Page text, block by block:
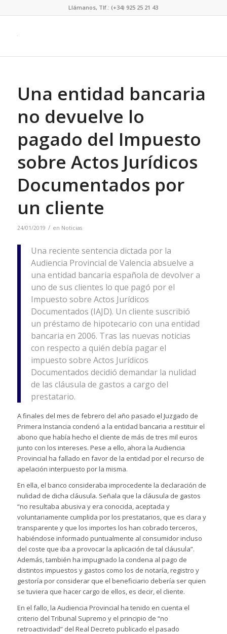
Llámanos, Tlf.: (+34) 925 25 21 43
Una entidad bancaria
no devuelve lo
pagado del Impuesto
sobre Actos Jurídicos
Documentados por
un cliente
24/01/2019 / en Noticias
Una reciente sentencia dictada por la
Audiencia Provincial de Valencia absuelve a
una entidad bancaria española de devolver a
uno de sus clientes lo que pagó por el
Impuesto sobre Actos Jurídicos
Documentados (IAJD). Un cliente suscribió
un préstamo de hipotecario con una entidad
bancaria en 2006. Tras las nuevas noticias
con respecto a quién debía pagar el
impuesto sobre Actos Jurídicos
Documentados decidió demandar la nulidad
de las cláusula de gastos a cargo del
prestatario.
A finales del mes de febrero del año pasado el Juzgado de
Primera Instancia condenó a la entidad bancaria a restituir el
abono que había hecho el cliente de más de tres mil euros
junto con los intereses. Pese a ello, ahora la Audiencia
Provincial ha fallado en favor de la entidad por el recurso de
apelación interpuesto por la misma.
En ella, el banco consideraba improcedente la declaración de
nulidad de dicha cláusula. Señala que la cláusula de gastos
“no resultaba abusiva y era conocida, aceptada y
voluntariamente cumplida por los prestatarios, que es clara y
transparente y que los importes los han cobrado terceros,
habiéndose informado puntualmente al consumidor incluso
del coste que iba a provocar la aplicación de tal cláusula”.
Además, también ha impugnado la condena al pago de
distintos impuestos y gastos como los de notaría, registro y
gestoría por considerar que el beneficiario debería ser quien
se tuviera que hacer cargo de ellos, es decir, el cliente.
En el fallo, la Audiencia Provincial ha tenido en cuenta el
criterio del Tribunal Supremo y el principio de “no
retroactividad” del Real Decreto publicado el pasado